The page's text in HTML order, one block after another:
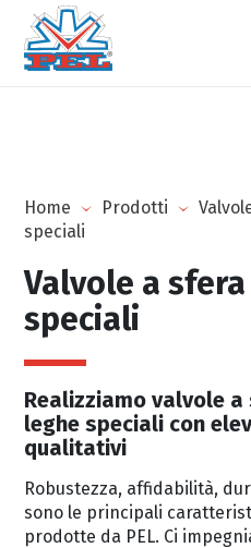
Home Prodotti
speciali
Valvole a
speciali
Realizziamo valvole
leghe speciali con
qualitativi
Robustezza, affidabilità,
sono le principali
prodotte da PEL. Ci